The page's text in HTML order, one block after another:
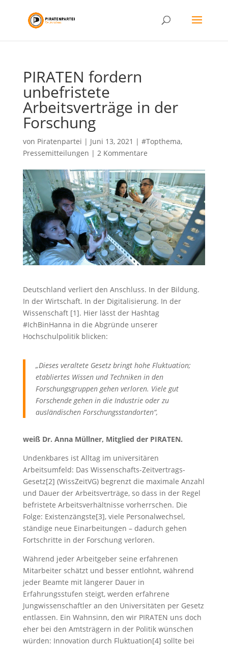
PIRATEN fordern
unbefristete
Arbeitsverträge in der
Forschung
von Piratenpartei | Juni 13, 2021 | #Topthema,
Pressemitteilungen | 2 Kommentare
Deutschland verliert den Anschluss. In der Bildung.
In der Wirtschaft. In der Digitalisierung. In der
Wissenschaft [1]. Hier lässt der Hashtag
#IchBinHanna in die Abgründe unserer
Hochschulpolitik blicken:
„Dieses veraltete Gesetz bringt hohe Fluktuation;
etabliertes Wissen und Techniken in den
Forschungsgruppen gehen verloren. Viele gut
Forschende gehen in die Industrie oder zu
ausländischen Forschungsstandorten“,
weiß Dr. Anna Müllner, Mitglied der PIRATEN.
Undenkbares ist Alltag im universitären
Arbeitsumfeld: Das Wissenschafts-Zeitvertrags-
Gesetz[2] (WissZeitVG) begrenzt die maximale Anzahl
und Dauer der Arbeitsverträge, so dass in der Regel
befristete Arbeitsverhältnisse vorherrschen. Die
Folge: Existenzängste[3], viele Personalwechsel,
ständige neue Einarbeitungen – dadurch gehen
Fortschritte in der Forschung verloren.
Während jeder Arbeitgeber seine erfahrenen
Mitarbeiter schätzt und besser entlohnt, während
jeder Beamte mit längerer Dauer in
Erfahrungsstufen steigt, werden erfahrene
Jungwissenschaftler an den Universitäten per Gesetz
entlassen. Ein Wahnsinn, den wir PIRATEN uns doch
eher bei den Amtsträgern in der Politik wünschen
würden: Innovation durch Fluktuation[4] sollte bei